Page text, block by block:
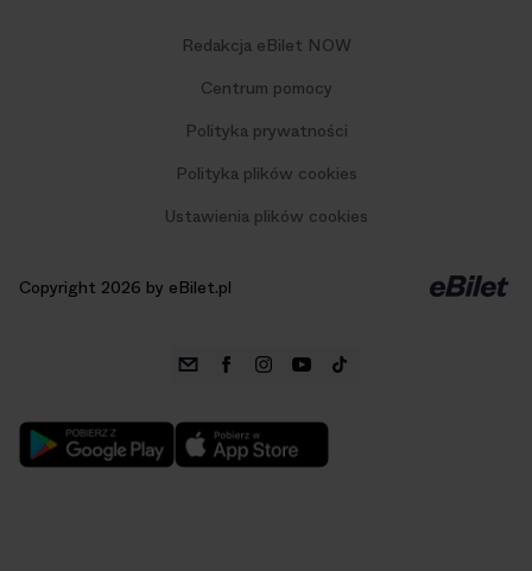
Redakcja eBilet NOW
Centrum pomocy
Polityka prywatności
Polityka plików cookies
Ustawienia plików cookies
Copyright 2026 by eBilet.pl